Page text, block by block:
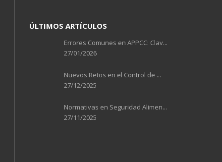
ÚLTIMOS ARTÍCULOS
Errores Comunes en APPCC: Clav...
27/01/2026
Nuevos Retos en el Control de ...
27/12/2025
Normativas en Seguridad Alimen...
27/11/2025